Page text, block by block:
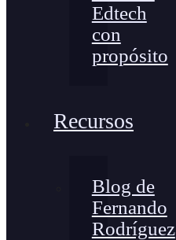
Edtech
con
propósito
Recursos
Blog de
Fernando
Rodríguez